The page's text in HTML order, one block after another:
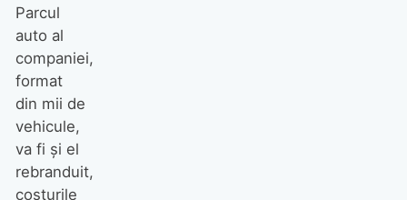
Parcul
auto al
companiei,
format
din mii de
vehicule,
va fi și el
rebranduit,
costurile